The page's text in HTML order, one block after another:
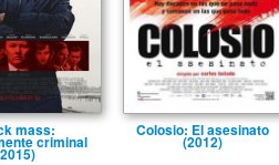
mass:
criminal
Colosio: El asesinato
(2012)